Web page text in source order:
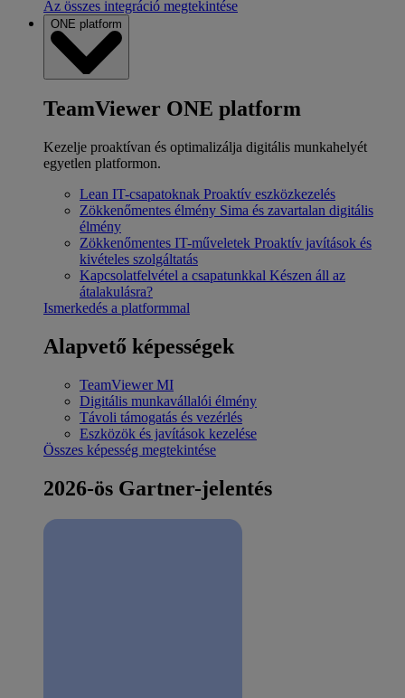
Az összes integráció megtekintése
ONE platform
TeamViewer ONE platform
Kezelje proaktívan és optimalizálja digitális munkahelyét
egyetlen platformon.
Lean IT-csapatoknak Proaktív eszközkezelés
Zökkenőmentes élmény Sima és zavartalan digitális
élmény
Zökkenőmentes IT-műveletek Proaktív javítások és
kivételes szolgáltatás
Kapcsolatfelvétel a csapatunkkal Készen áll az
átalakulásra?
Ismerkedés a platformmal
Alapvető képességek
TeamViewer MI
Digitális munkavállalói élmény
Távoli támogatás és vezérlés
Eszközök és javítások kezelése
Összes képesség megtekintése
2026-ös Gartner-jelentés